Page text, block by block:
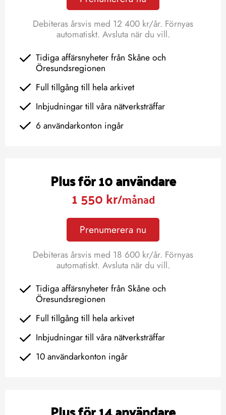
Debiteras årsvis med 12 400 kr/år. Förnyas
automatiskt. Avsluta när du vill.
Tidiga affärsnyheter från Skåne och
Öresundsregionen
Full tillgång till hela arkivet
Inbjudningar till våra nätverksträffar
6 användarkonton ingår
Plus för 10 användare
1 550 kr/månad
Prenumerera nu
Debiteras årsvis med 18 600 kr/år. Förnyas
automatiskt. Avsluta när du vill.
Tidiga affärsnyheter från Skåne och
Öresundsregionen
Full tillgång till hela arkivet
Inbjudningar till våra nätverksträffar
10 användarkonton ingår